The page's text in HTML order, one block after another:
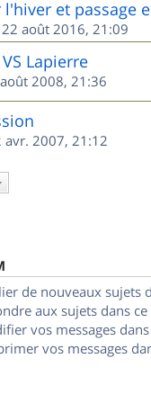
et passage
22 août 2016, 21:09
Lapierre
2008, 21:36
avr. 2007, 21:12
de nouveaux sujets
aux sujets dans
vos messages
vos messages